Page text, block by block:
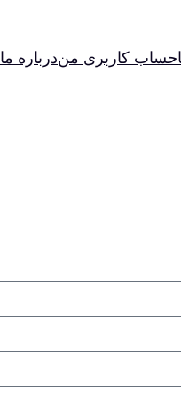
حساب کاربری مندرباره ما